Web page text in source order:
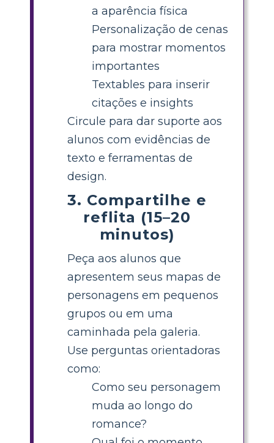
a aparência física
Personalização de cenas
para mostrar momentos
importantes
Textables para inserir
citações e insights
Circule para dar suporte aos
alunos com evidências de
texto e ferramentas de
design.
3. Compartilhe e
reflita (15–20
minutos)
Peça aos alunos que
apresentem seus mapas de
personagens em pequenos
grupos ou em uma
caminhada pela galeria.
Use perguntas orientadoras
como:
Como seu personagem
muda ao longo do
romance?